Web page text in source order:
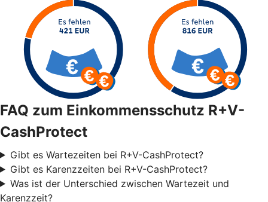
FAQ zum Einkommensschutz R+V-
CashProtect
Gibt es Wartezeiten bei R+V-CashProtect?
Gibt es Karenzzeiten bei R+V-CashProtect?
Was ist der Unterschied zwischen Wartezeit und
Karenzzeit?